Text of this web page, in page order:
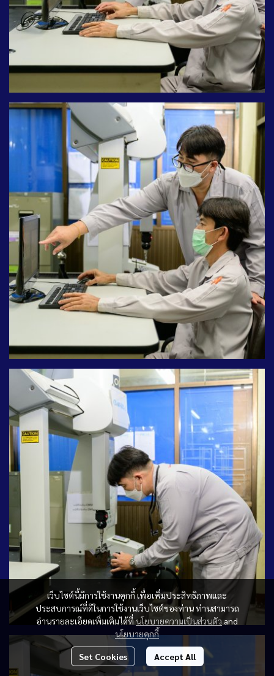
เว็บไซต์นี้มีการใช้งานคุกกี้ เพื่อเพิ่มประสิทธิภาพและ
ประสบการณ์ที่ดีในการใช้งานเว็บไซต์ของท่าน ท่านสามารถ
อ่านรายละเอียดเพิ่มเติมได้ที่นโยบายความเป็นส่วนตัว and
นโยบายคุกกี้
Set Cookies Accept All